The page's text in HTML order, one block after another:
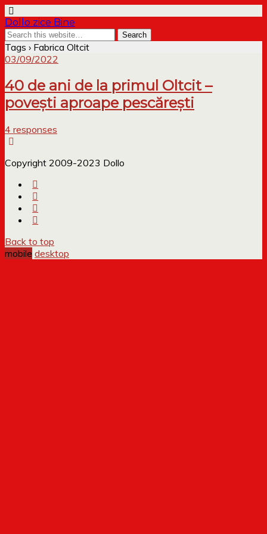
Dollo zice Bine
Tags › Fabrica Oltcit
03/09/2022
40 de ani de la primul Oltcit –
povești aproape pescărești
4 responses
Copyright 2009-2023 Dollo
Back to top
mobile desktop